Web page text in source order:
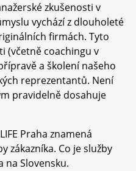
zkušenosti v
vychází z dlouholeté
firmách. Tyto
(včetně coachingu v
a školení našeho
reprezentantů. Není
pravidelně dosahuje
Praha znamená
zákazníka. Co je služby
na Slovensku.